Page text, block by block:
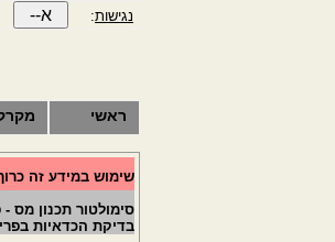
נגישות:
ראשי
שימוש במידע זה
סימולטור תכנון
בדיקת הכדאיות